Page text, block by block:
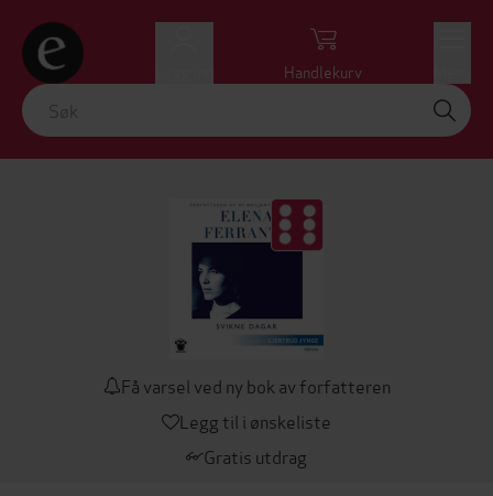
Handlekurv
Få varsel ved ny bok av forfatteren
Legg til i ønskeliste
Gratis utdrag